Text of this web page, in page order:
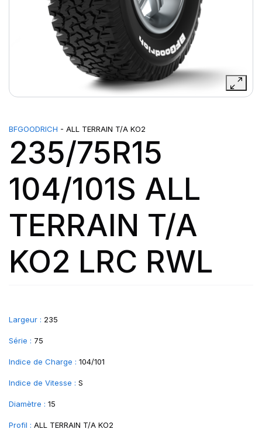
BFGOODRICH - ALL TERRAIN T/A KO2
235/75R15
104/101S ALL
TERRAIN T/A
KO2 LRC RWL
Largeur : 235
Série : 75
Indice de Charge : 104/101
Indice de Vitesse : S
Diamètre : 15
Profil : ALL TERRAIN T/A KO2